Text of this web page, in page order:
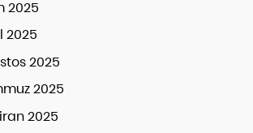
2025
2025
2025
2025
2025